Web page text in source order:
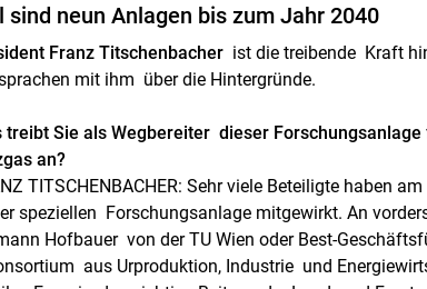
sind neun Anlagen bis zum Jahr 2040
Franz Titschenbacherist die treibende Kraft
mit ihm über die Hintergründe.
treibt Sie als Wegbereiter dieser
an?
TITSCHENBACHER: Sehr viele Beteiligte haben
speziellen Forschungsanlage mitgewirkt. An
Hofbauer von der TU Wien oder Best-
aus Urproduktion, Industrie und